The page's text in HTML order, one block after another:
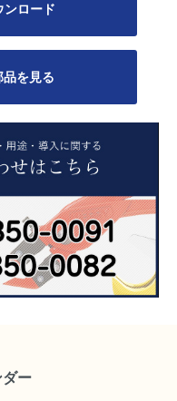
ンロード
を見る
ー